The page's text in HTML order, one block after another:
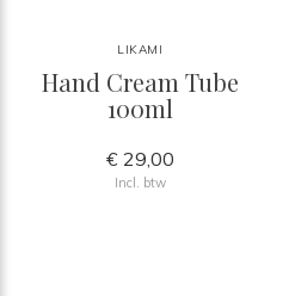
LIKAMI
Hand Cream Tube
100ml
€ 29,00
Incl. btw